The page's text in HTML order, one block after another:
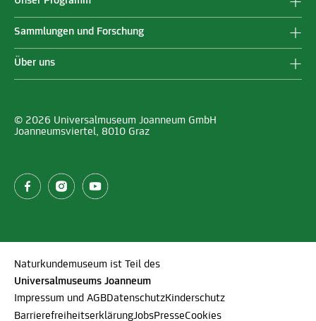
Sammlungen und Forschung
Über uns
© 2026 Universalmuseum Joanneum GmbH
Joanneumsviertel, 8010 Graz
Naturkundemuseum ist Teil des
Universalmuseums Joanneum
Impressum und AGBDatenschutzKinderschutz
BarrierefreiheitserklärungJobsPresseCookies